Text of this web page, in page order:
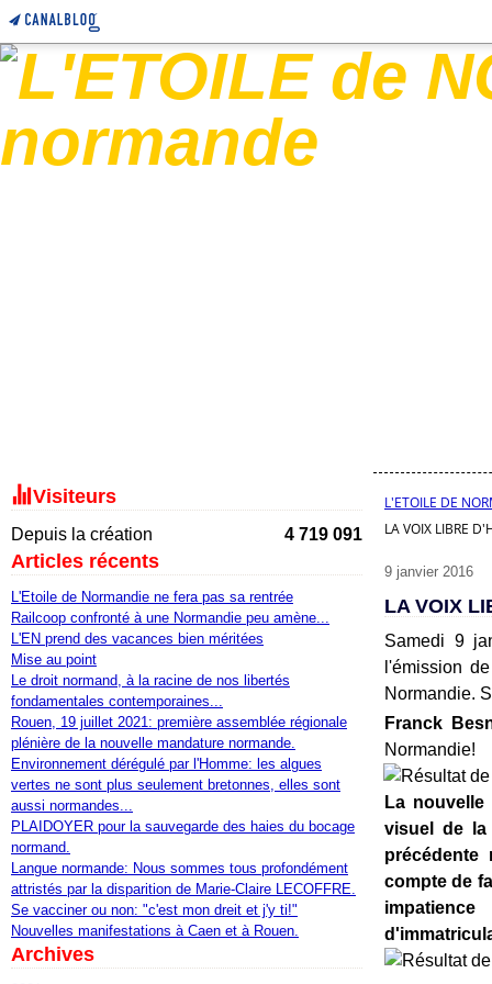
Visiteurs
Depuis la création 4 719 091
Articles récents
L'Etoile de Normandie ne fera pas sa rentrée
Railcoop confronté à une Normandie peu amène...
L'EN prend des vacances bien méritées
Mise au point
Le droit normand, à la racine de nos libertés
fondamentales contemporaines...
Rouen, 19 juillet 2021: première assemblée régionale
plénière de la nouvelle mandature normande.
Environnement dérégulé par l'Homme: les algues
vertes ne sont plus seulement bretonnes, elles sont
aussi normandes...
PLAIDOYER pour la sauvegarde des haies du bocage
normand.
Langue normande: Nous sommes tous profondément
attristés par la disparition de Marie-Claire LECOFFRE.
Se vacciner ou non: "c'est mon dreit et j'y ti!"
Nouvelles manifestations à Caen et à Rouen.
Archives
L'ETOILE DE
LA VOIX LIBRE
9 janvier 2016
LA VOIX
Samedi 9
l'émission
Normandie.
Franck
Normandie!
La
visuel de la
précédente
compte de